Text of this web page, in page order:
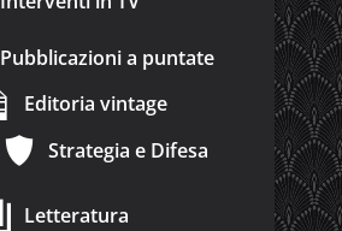
Pubblicazioni a puntate
Editoria vintage
Strategia e Difesa
Letteratura